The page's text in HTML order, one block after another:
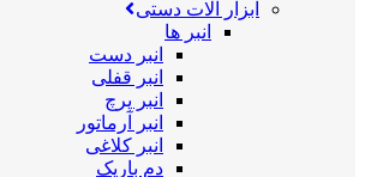
ابزار آلات دستی
انبر ها
انبر دست
انبر قفلی
انبر پرچ
انبر آرماتور
انبر کلاغی
دم باریک